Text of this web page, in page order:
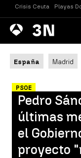
Crisis Ceuta Playas
Antena
3 Noticias
España Madrid
PSOE
Pedro
últimas
el
proyecto